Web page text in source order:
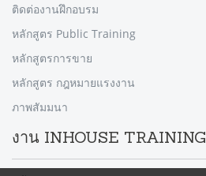
ติดต่องานฝึกอบรม
หลักสูตร Public Training
หลักสูตรการขาย
หลักสูตร กฎหมายแรงงาน
ภาพสัมมนา
งาน INHOUSE TRAINING